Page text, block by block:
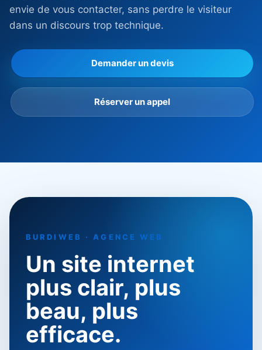
envie de vous contacter, sans perdre le visiteur
dans un discours trop technique.
Demander un devis
Réserver un appel
BURDIWEB · AGENCE WEB
Un site internet
plus clair, plus
beau, plus
efficace.